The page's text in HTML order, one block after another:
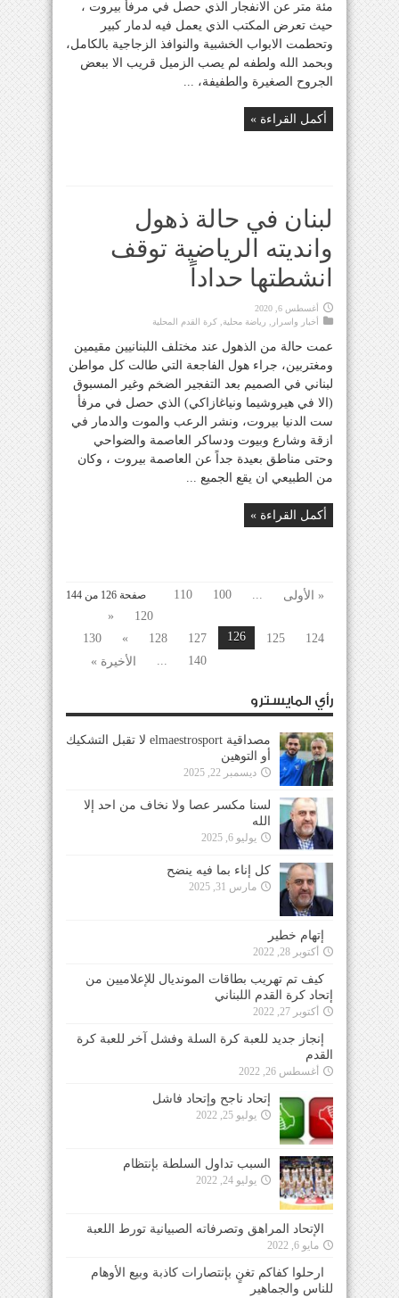
مئة متر عن الانفجار الذي حصل في مرفأ بيروت ،
حيث تعرض المكتب الذي يعمل فيه لدمار كبير
وتحطمت الابواب الخشبية والنوافذ الزجاجية بالكامل،
وبحمد الله ولطفه لم يصب الزميل قريب الا ببعض
الجروح الصغيرة والطفيفة، ...
أكمل القراءة »
لبنان في حالة ذهول
وانديته الرياضية توقف
انشطتها حداداً
أغسطس 6, 2020
أخبار واسرار
رياضة محلية كرة القدم المحلية
عمت حالة من الذهول عند مختلف اللبنانيين مقيمين
ومغتربين، جراء هول الفاجعة التي طالت كل مواطن
لبناني في الصميم بعد التفجير الضخم وغير المسبوق
(الا في هيروشيما ونياغازاكي) الذي حصل في مرفأ
ست الدنيا بيروت، ونشر الرعب والموت والدمار في
ازقة وشارع وبيوت ودساكر العاصمة والضواحي
وحتى مناطق بعيدة جداً عن العاصمة بيروت ، وكان
من الطبيعي ان يقع الجميع ...
أكمل القراءة »
صفحة 126 من 144 « الأولى ...
100
110
120
«
124
125
126
127
128
»
130
140
... الأخيرة »
رأي المايسترو
مصداقية elmaestrosport لا تقبل التشكيك
أو التوهين
ديسمبر 22, 2025
لسنا مكسر عصا ولا نخاف من احد إلا
الله
يوليو 6, 2025
كل إناء بما فيه ينضح
مارس 31, 2025
إتهام خطير
أكتوبر 28, 2022
كيف تم تهريب بطاقات المونديال للإعلاميين من
إتحاد كرة القدم اللبناني
أكتوبر 27, 2022
إنجاز جديد للعبة كرة السلة وفشل آخر للعبة كرة
القدم
أغسطس 26, 2022
إتحاد ناجح وإتحاد فاشل
يوليو 25, 2022
السبب تداول السلطة بإنتظام
يوليو 24, 2022
الإتحاد المراهق وتصرفاته الصبيانية تورط اللعبة
مايو 6, 2022
ارحلوا كفاكم تغنٍ بإنتصارات كاذبة وبيع الأوهام
للناس والجماهير